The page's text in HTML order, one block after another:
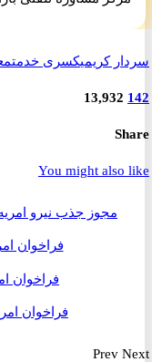
کریمیکسری خدمت
13,932
You might
مجوز جذب نیرو امریه توسط
فراخوان امریه
فراخوان امریه
فراخوان امریه
Prev